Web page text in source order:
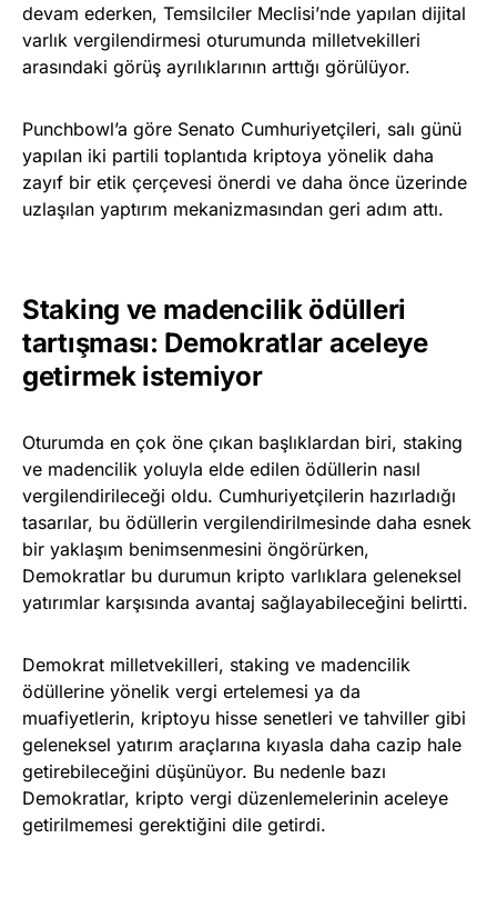
devam ederken, Temsilciler Meclisi’nde yapılan dijital
varlık vergilendirmesi oturumunda milletvekilleri
arasındaki görüş ayrılıklarının arttığı görülüyor.
Punchbowl’a göre Senato Cumhuriyetçileri, salı günü
yapılan iki partili toplantıda kriptoya yönelik daha
zayıf bir etik çerçevesi önerdi ve daha önce üzerinde
uzlaşılan yaptırım mekanizmasından geri adım attı.
Staking ve madencilik ödülleri
tartışması: Demokratlar aceleye
getirmek istemiyor
Oturumda en çok öne çıkan başlıklardan biri, staking
ve madencilik yoluyla elde edilen ödüllerin nasıl
vergilendirileceği oldu. Cumhuriyetçilerin hazırladığı
tasarılar, bu ödüllerin vergilendirilmesinde daha esnek
bir yaklaşım benimsenmesini öngörürken,
Demokratlar bu durumun kripto varlıklara geleneksel
yatırımlar karşısında avantaj sağlayabileceğini belirtti.
Demokrat milletvekilleri, staking ve madencilik
ödüllerine yönelik vergi ertelemesi ya da
muafiyetlerin, kriptoyu hisse senetleri ve tahviller gibi
geleneksel yatırım araçlarına kıyasla daha cazip hale
getirebileceğini düşünüyor. Bu nedenle bazı
Demokratlar, kripto vergi düzenlemelerinin aceleye
getirilmemesi gerektiğini dile getirdi.